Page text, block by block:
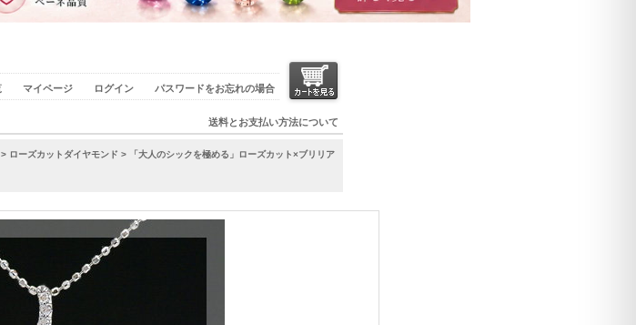
マイページ ログイン パスワードをお忘れの場合
送料とお支払い方法について
> ローズカットダイヤモンド > 「大人のシックを極める」ローズカット×ブリリア